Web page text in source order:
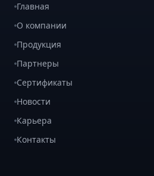
Главная
О компании
Продукция
Партнеры
Сертификаты
Новости
Карьера
Контакты